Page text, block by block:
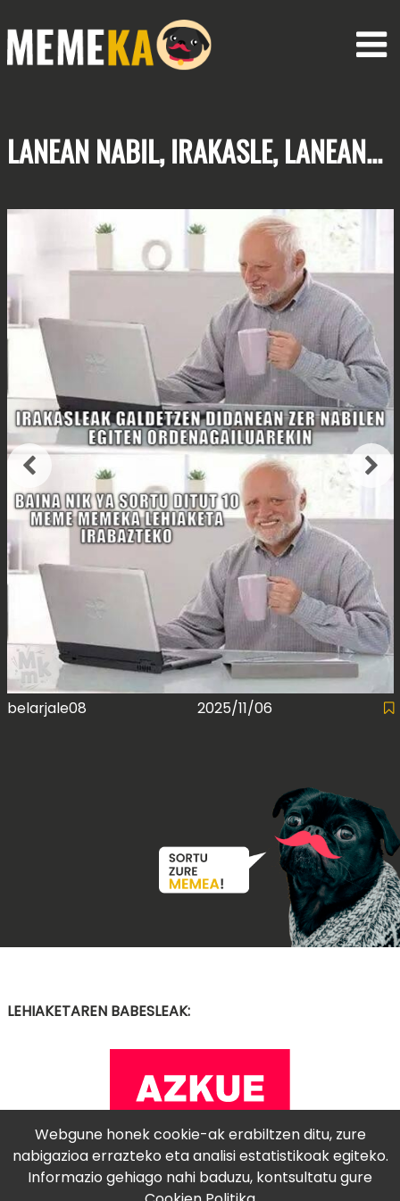
LANEAN NABIL,IRAKASLE, LANEAN...
belarjale08 2025/11/06
LEHIAKETAREN BABESLEAK:
Webgune honek cookie-ak erabiltzen ditu, zure
nabigazioa errazteko eta analisi estatistikoak egiteko.
Informazio gehiago nahi baduzu, kontsultatu gure